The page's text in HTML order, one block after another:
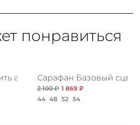
понравиться
акценты, нью
Сарафан Базовый
2 100 ₽ 1 869 ₽
44 48 52 54